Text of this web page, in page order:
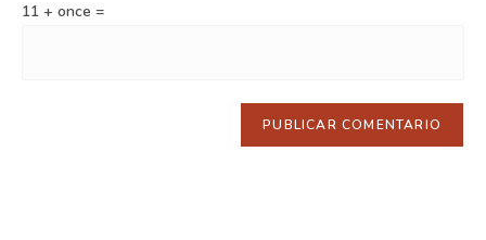
11 + once =